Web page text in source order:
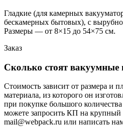
Гладкие (для камерных
бескамерных бытовых), с
Размеры — от 8×15 до 54×75 см.
Заказ
Сколько стоят вакуумные
Стоимость зависит от размера и
материала, из которого он
при покупке большого
можете запросить КП на крупный
mail@webpack.ru или написать